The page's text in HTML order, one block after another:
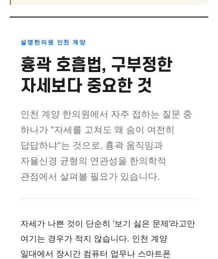
설명한의원 인천 계양
흉곽 호흡법, 구부정한
자세보다 중요한 것
인천 계양 한의원에서 자주 접하는 질문 중
하나가 "자세를 고쳐도 왜 숨이 여전히
답답하냐"는 것으로, 흉곽 움직임과
자율신경 균형의 연관성을 한의학적
관점에서 살펴볼 필요가 있습니다.
자세가 나쁜 것이 단순히 '보기 싫은 문제'라고만
여기는 경우가 적지 않습니다. 인천 계양
일대에서 장시간 컴퓨터 업무나 스마트폰